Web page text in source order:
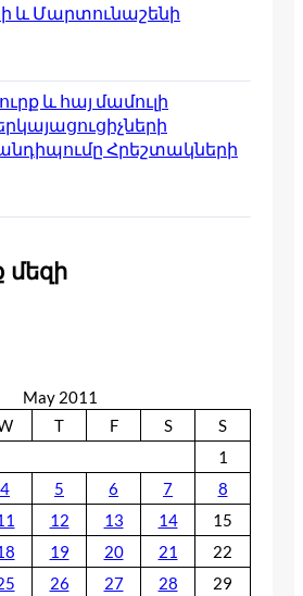
և Մարտունաշենի
և հայ մամուլի
Հրեշտակների
մեզի
May 2011
T F S
S
1
4 5 6 7
8
12 13 14
15
19 20 21
22
26 27 28
29